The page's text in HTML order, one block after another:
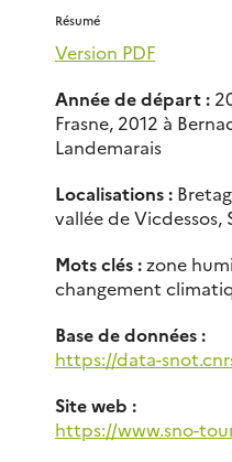
Résumé
Version PDF
Année de départ :
Frasne, 2012 à
Landemarais
Localisations :
vallée de Vicdessos,
Mots clés :zone
changement
Base de données :
https://data-
Site web :
https://www.sno-